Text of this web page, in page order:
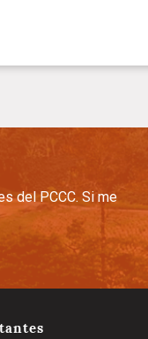
del PCCC. Si me